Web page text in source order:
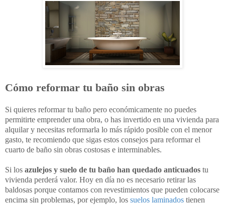
Cómo reformar tu baño sin obras
Si quieres reformar tu baño pero económicamente no puedes
permitirte emprender una obra, o has invertido en una vivienda para
alquilar y necesitas reformarla lo más rápido posible con el menor
gasto, te recomiendo que sigas estos consejos para reformar el
cuarto de baño sin obras costosas e interminables.
Si los azulejos y suelo de tu baño han quedado anticuados tu
vivienda perderá valor. Hoy en día no es necesario retirar las
baldosas porque contamos con revestimientos que pueden colocarse
encima sin problemas, por ejemplo, los suelos laminados tienen